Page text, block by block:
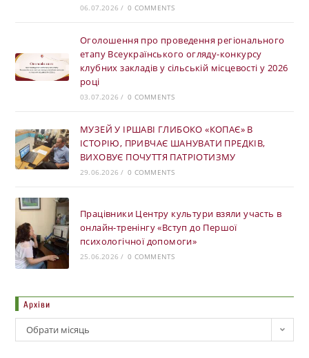
06.07.2026 / 0 COMMENTS
Оголошення про проведення регіонального
етапу Всеукраїнського огляду-конкурсу
клубних закладів у сільській місцевості у 2026
році
03.07.2026 / 0 COMMENTS
МУЗЕЙ У ІРШАВІ ГЛИБОКО «КОПАЄ» В
ІСТОРІЮ, ПРИВЧАЄ ШАНУВАТИ ПРЕДКІВ,
ВИХОВУЄ ПОЧУТТЯ ПАТРІОТИЗМУ
29.06.2026 / 0 COMMENTS
Працівники Центру культури взяли участь в
онлайн-тренінгу «Вступ до Першої
психологічної допомоги»
25.06.2026 / 0 COMMENTS
Архіви
Обрати місяць